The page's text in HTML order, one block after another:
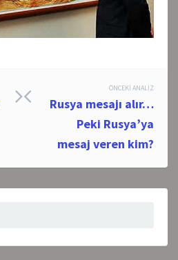
ÖNCEKI ANALIZ
Rusya mesajı alır…
Peki Rusya’ya
mesaj veren kim?